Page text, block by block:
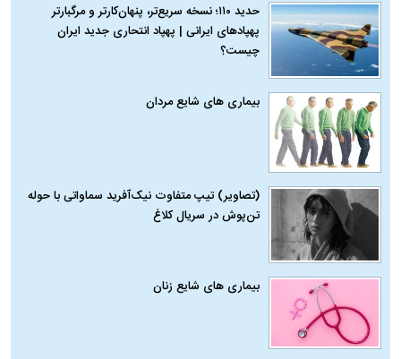
حدید ۱۱۰؛ نسخه سریع‌تر، پنهان‌کارتر و مرگبارتر
پهپادهای ایرانی | پهپاد انتحاری جدید ایران
چیست؟
بیماری‌ های شایع مردان
(تصاویر) تیپ متفاوت نیک‌آفرید سماواتی با حوله
تن‌پوش در سریال کلاغ
بیماری‌ های شایع زنان